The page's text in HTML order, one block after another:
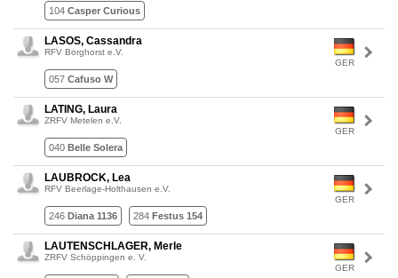
104 Casper Curious
GER
LASOS, Cassandra
RFV Borghorst e.V.
057 Cafuso W
GER
LATING, Laura
ZRFV Metelen e.V.
040 Belle Solera
GER
LAUBROCK, Lea
RFV Beerlage-Holthausen e.V.
246 Diana 1136 284 Festus 154
GER
LAUTENSCHLAGER, Merle
ZRFV Schöppingen e. V.